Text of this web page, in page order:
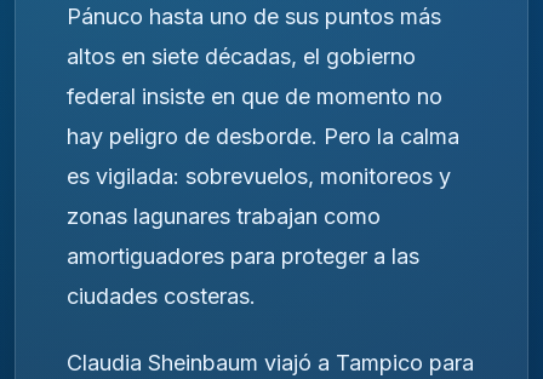
Pánuco hasta uno de sus puntos más
altos en siete décadas, el gobierno
federal insiste en que de momento no
hay peligro de desborde. Pero la calma
es vigilada: sobrevuelos, monitoreos y
zonas lagunares trabajan como
amortiguadores para proteger a las
ciudades costeras.
Claudia Sheinbaum viajó a Tampico para